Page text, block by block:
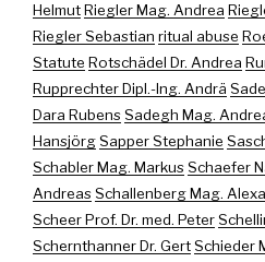
HelmutRiegler Mag. Andrea
Riegler Sebastian ritual abuse
Statute Rotschädel Dr. Andrea
Rupprechter Dipl.-Ing. Andrä
Dara RubensSadegh Mag.
HansjörgSapper Stephanie
Schabler Mag. MarkusSchaefer
AndreasSchallenberg Mag.
Scheer Prof. Dr. med. Peter
Schernthanner Dr. GertSchieder